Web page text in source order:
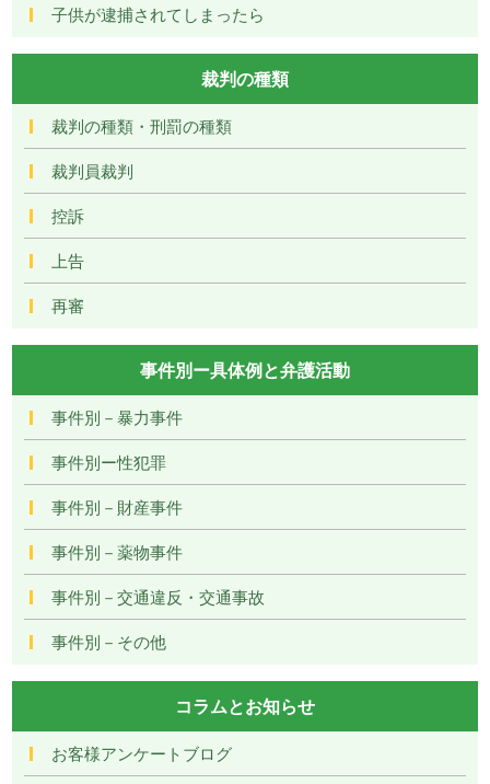
子供が逮捕されてしまったら
裁判の種類
裁判の種類・刑罰の種類
裁判員裁判
控訴
上告
再審
事件別ー具体例と弁護活動
事件別－暴力事件
事件別ー性犯罪
事件別－財産事件
事件別－薬物事件
事件別－交通違反・交通事故
事件別－その他
コラムとお知らせ
お客様アンケートブログ